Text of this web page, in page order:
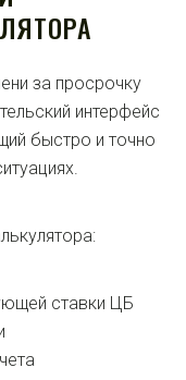
за просрочку
интерфейс
быстро и точно
ставки ЦБ